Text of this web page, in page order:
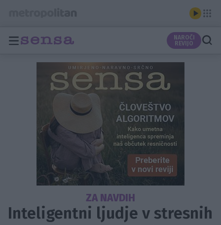
NAROČI
REVIJO
ZA NAVDIH
Inteligentni ljudje v stresnih